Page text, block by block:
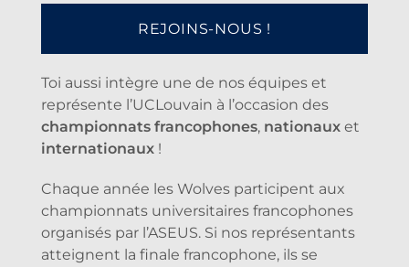
REJOINS-NOUS !
Toi aussi intègre une de nos équipes et
représente l’UCLouvain à l’occasion des
championnats francophones, nationaux et
internationaux !
Chaque année les Wolves participent aux
championnats universitaires francophones
organisés par l’ASEUS. Si nos représentants
atteignent la finale francophone, ils se